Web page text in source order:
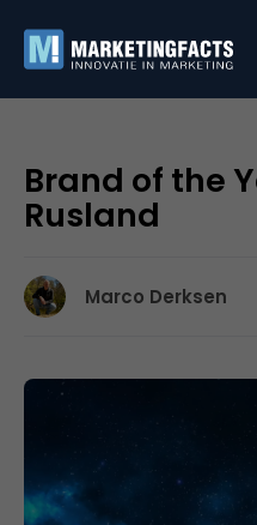
Brand of the
Rusland
Marco Derksen